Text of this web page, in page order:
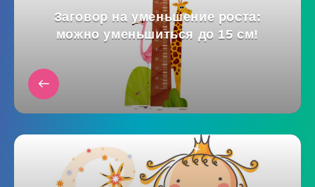
Заговор на уменьшение роста:
можно уменьшиться до 15 см!